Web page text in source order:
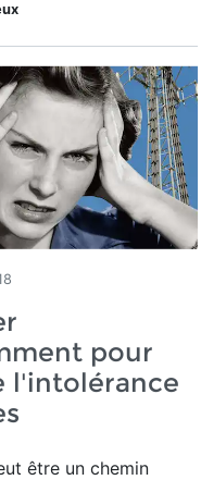
pour
l'intolérance
être un chemin